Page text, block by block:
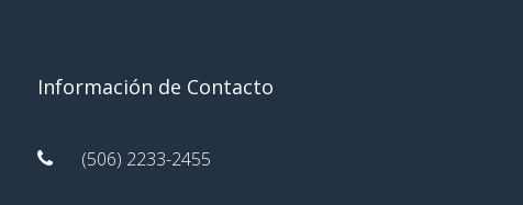
Información de Contacto
(506) 2233-2455